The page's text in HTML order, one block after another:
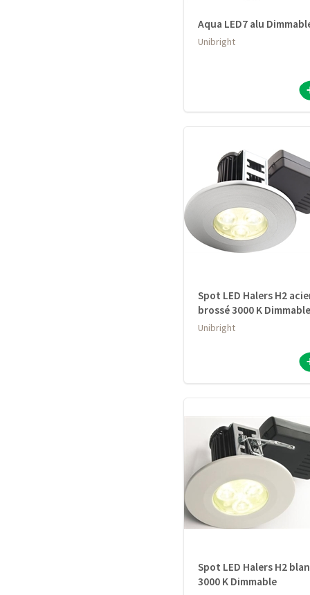
Aqua LED7 alu
Unibright
Spot LED Halers H2
brossé 3000 K Dimmable
Unibright
Spot LED Halers H2
3000 K Dimmable